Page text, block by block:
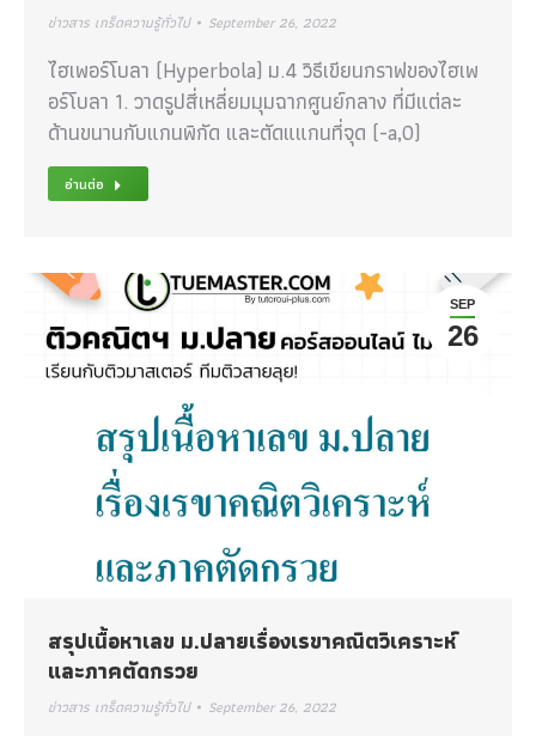
ข่าวสาร เกร็ดความรู้ทั่วไป September 26, 2022
ไฮเพอร์โบลา (Hyperbola) ม.4 วิธีเขียนกราฟของไฮเพ
อร์โบลา 1. วาดรูปสี่เหลี่ยมมุมฉากศูนย์กลาง ที่มีแต่ละ
ด้านขนานกับแกนพิกัด และตัดแแกนที่จุด (-a,0)
อ่านต่อ
SEP
26
สรุปเนื้อหาเลข ม.ปลายเรื่องเรขาคณิตวิเคราะห์
และภาคตัดกรวย
ข่าวสาร เกร็ดความรู้ทั่วไป September 26, 2022